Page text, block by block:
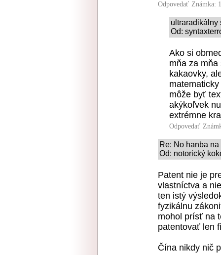
Odpovedať Známka:
ultraradikálny
Od:
Ako si
mňa za
kakaovky,
môže byť
akýkoľvek
extrémne
Odpovedať
Re: No hanba
Od: notorický
Patent nie je
vlastníctva a
ten istý
fyzikálnu
mohol prísť na
patentovať len
Čína nikdy nič